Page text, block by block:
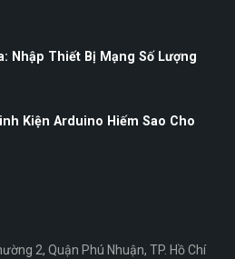
Nhập Thiết Bị Mạng Số Lượng
Kiện Arduino Hiếm Sao Cho
2, Quận Phú Nhuận, TP. Hồ Chí